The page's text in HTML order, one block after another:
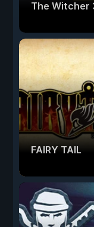
The Witcher
FAIRY TAIL